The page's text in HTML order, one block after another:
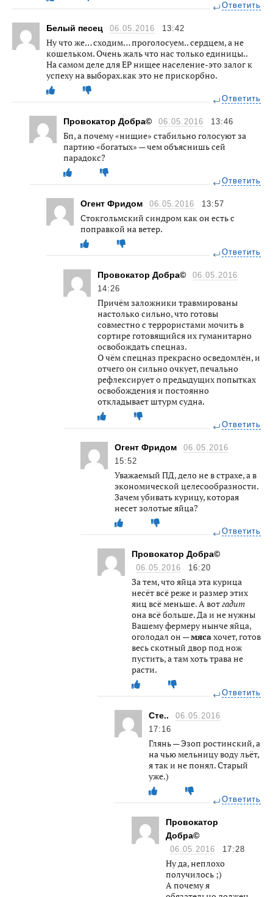
Ответить
Белый песец 06.05.2016 13:42
Ну что же… сходим… проголосуем.. сердцем, а не
кошельком. Очень жаль что нас только единицы..
На самом деле для ЕР нищее население-это залог к
успеху на выборах.как это не прискорбно.
Ответить
Провокатор Добра© 06.05.2016 13:46
Бп, а почему «нищие» стабильно голосуют за
партию «богатых» — чем объяснишь сей
парадокс?
Ответить
Огент Фридом 06.05.2016 13:57
Стокгольмский синдром как он есть с
поправкой на ветер.
Ответить
Провокатор Добра©
06.05.2016
14:26
Причём заложники травмированы
настолько сильно, что готовы
совместно с террористами мочить в
сортире готовящийся их гуманитарно
освобождать спецназ.
О чём спецназ прекрасно осведомлён, и
отчего он сильно очкует, печально
рефлексирует о предыдущих попытках
освобождения и постоянно
откладывает штурм судна.
Ответить
Огент Фридом
06.05.2016
15:52
Уважаемый ПД, дело не в страхе, а в
экономической целесообразности.
Зачем убивать курицу, которая
несет золотые яйца?
Ответить
Провокатор Добра©
06.05.2016 16:20
За тем, что яйца эта курица
несёт всё реже и размер этих
яиц всё меньше. А вотгадит
она всё больше. Да и не нужны
Вашему фермеру нынче яйца,
оголодал он —мясахочет, готов
весь скотный двор под нож
пустить, а там хоть трава не
расти.
Ответить
Cтe..
06.05.2016
17:16
Глянь — Эзоп ростинский, а
на чью мельницу воду льёт,
я так и не понял. Старый
уже.)
Ответить
Провокатор
Добра©
06.05.2016 17:28
Ну да, неплохо
получилось ;)
А почему я